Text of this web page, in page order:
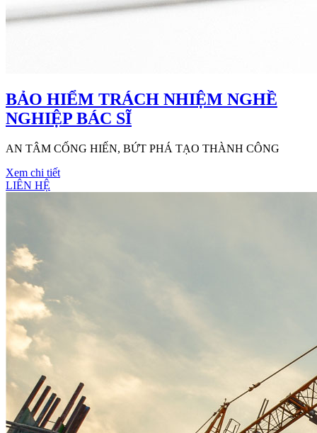
BẢO HIỂM TRÁCH NHIỆM NGHỀ
NGHIỆP BÁC SĨ
AN TÂM CỐNG HIẾN, BỨT PHÁ TẠO THÀNH CÔNG
Xem chi tiết
LIÊN HỆ